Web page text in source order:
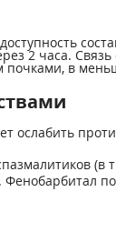
2 часа.
почками, в